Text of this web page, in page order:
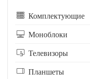
Комплектующие
Моноблоки
Телевизоры
Планшеты